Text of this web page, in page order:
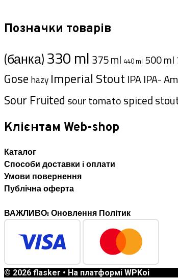
Позначки товарів
(банка)330 ml 375 ml 440 ml 500 ml
Gose hazy Imperial Stout IPA IPA-
Sour Fruited sour tomatospiced
Клієнтам Web-shop
Каталог
Способи доставки i оплати
Умови повернення
Публічна оферта
ВАЖЛИВО: Оновлення Політик
© 2026 flasker • На платформі WPKoi